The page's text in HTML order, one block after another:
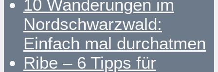
10 Wanderungen im
Nordschwarzwald:
Einfach mal durchatmen
Ribe – 6 Tipps für